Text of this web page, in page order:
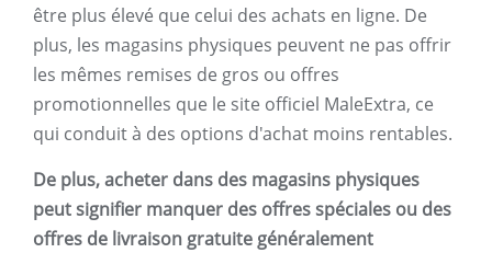
être plus élevé que celui des achats en ligne. De
plus, les magasins physiques peuvent ne pas offrir
les mêmes remises de gros ou offres
promotionnelles que le site officiel MaleExtra, ce
qui conduit à des options d'achat moins rentables.
De plus, acheter dans des magasins physiques
peut signifier manquer des offres spéciales ou des
offres de livraison gratuite généralement